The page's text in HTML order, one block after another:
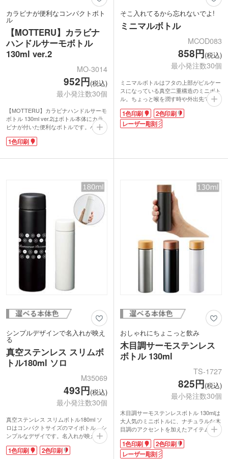
カラビナが便利なコンパクトボト
ル
【MOTTERU】カラビナ
ハンドルサーモボトル
130ml ver.2
MO-3014
952円(税込)
最小発注数30個
【MOTTERU】カラビナハンドルサーモ
ボトル 130ml ver.2はボトル本体にカラ
ビナが付いた便利なボトルです。小さな
ボトルはカバンの中で埋もれがちです
が、持ち手などにカラビナで引っ掛ける
ックパックなどに引っ掛けることもでき
時に丁度良い130ml。真空二重構造で保
冷保温はバッチリです。
1色印刷で名入れができ、ぐるっと広範
囲にも印刷可能。環境にもやさしいマイ
ボトルは、SDGs関連のイベントなどの
ノベルティにもピッタリです。
1色印刷
そこ入れてるから忘れないでよ!
ミニマルボトル
MCOD083
858円(税込)
最小発注数30個
ミニマルボトルはフタの上部がピルケー
スになっている真空二重構造のミニボト
ル。ちょっと喉を潤す時や外出先でのお
薬やサプリを飲むのにすごく便利。お子
様や年配の方も持ち歩きやすいミニ水筒
は、ポケットに入るサイズで大人気で
1色印刷
2色印刷
レーザー彫刻
シンプルデザインで名入れが映え
る
真空ステンレス スリムボ
トル180ml ソロ
M35069
493円(税込)
最小発注数30個
真空ステンレス スリムボトル180ml ソ
ロはコンパクトサイズのマイボトル。シ
ンプルなデザイです。名入れが映えるの
でノベルティやオリジナルグッズ制作に
ぴったりのアイテムです。真空2重構造
1色印刷 2色印刷
おしゃれにちょこっと飲み
木目調サーモステンレス
ボトル 130ml
TS-1727
825円(税込)
最小発注数30個
木目調サーモステンレスボトル 130mlは
大人気のミニボトルに、ナチュラルな木
目調のアクセントを加えたアイテム。通
勤・通学やちょっとしたお出かけに便利
な飲み切りサイズです。
保冷・保温効果のある真空二重構造で、
1色印刷
2色印刷
レーザー彫刻